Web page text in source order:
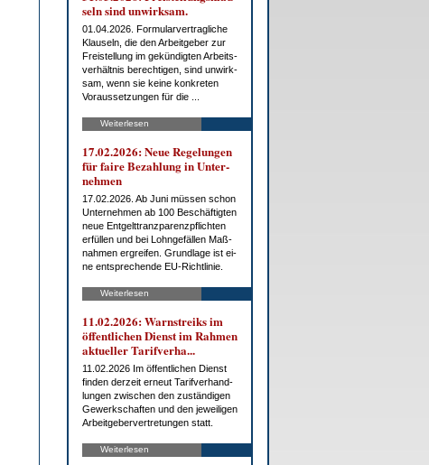
seln sind un­wirk­sam.
01.04.2026. For­mu­lar­ver­trag­li­che
Klau­seln, die den Ar­beit­ge­ber zur
Frei­stel­lung im ge­kün­dig­ten Ar­beits­
ver­hält­nis be­rech­ti­gen, sind un­wirk­
sam, wenn sie kei­ne kon­kre­ten
Vor­aus­set­zun­gen für die ...
Weiterlesen
17.02.2026: Neue Re­ge­lun­gen
für fai­re Be­zah­lung in Un­ter­
neh­men
17.02.2026. Ab Ju­ni müs­sen schon
Un­ter­neh­men ab 100 Be­schäf­tig­ten
neue Ent­gelt­tranz­pa­renz­pflich­ten
er­fül­len und bei Lohn­ge­fäl­len Maß­
nah­men er­grei­fen. Grund­la­ge ist ei­
ne ent­spre­chen­de EU-Richt­li­nie.
Weiterlesen
11.02.2026: Warn­streiks im
öf­fent­li­chen Dienst im Rah­men
ak­tu­el­ler Ta­rif­ver­ha...
11.02.2026 Im öf­fent­li­chen Dienst
fin­den der­zeit er­neut Ta­rif­ver­hand­
lun­gen zwi­schen den zu­stän­di­gen
Ge­werk­schaf­ten und den je­wei­li­gen
Ar­beit­ge­ber­ver­tre­tun­gen statt.
Weiterlesen